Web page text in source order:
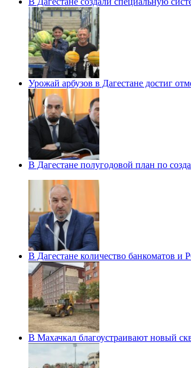
Урожай арбузов в Дагестане достиг
В Дагестане полугодовой план по
В Дагестане количество банкоматов и
В Махачкал благоустраивают новый